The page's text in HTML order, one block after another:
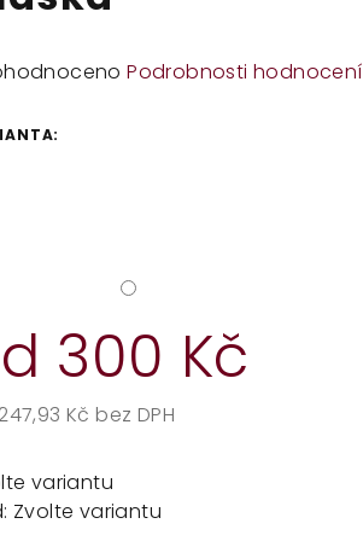
Podrobnosti hodnocení
300 Kč
247,93 Kč bez DPH
variantu
Zvolte variantu